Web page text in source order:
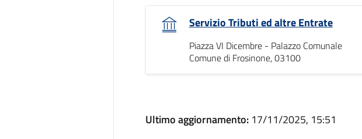
Servizio Tributi ed altre Entrate
Piazza VI Dicembre - Palazzo Comunale
Comune di Frosinone, 03100
Ultimo aggiornamento: 17/11/2025, 15:51